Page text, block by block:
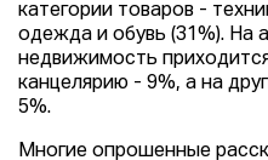
категории товаров -
одежда и обувь (31%). На
недвижимость
канцелярию - 9%, а на
5%.
Многие опрошенные